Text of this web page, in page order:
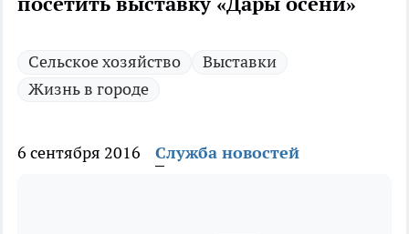
Сельское хозяйство
Выставки
Жизнь в городе
6 сентября 2016 Служба новостей